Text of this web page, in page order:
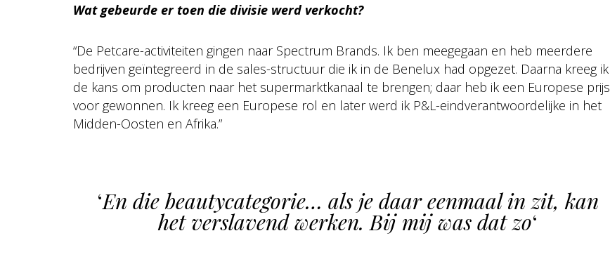
Wat gebeurde er toen die divisie werd verkocht?
“De Petcare-activiteiten gingen naar Spectrum Brands. Ik ben meegegaan en heb meerdere
bedrijven geïntegreerd in de sales-structuur die ik in de Benelux had opgezet. Daarna kreeg ik
de kans om producten naar het supermarktkanaal te brengen; daar heb ik een Europese prijs
voor gewonnen. Ik kreeg een Europese rol en later werd ik P&L-eindverantwoordelijke in het
Midden-Oosten en Afrika.”
‘En die beautycategorie… als je daar eenmaal in zit, kan
het verslavend werken. Bij mij was dat zo‘